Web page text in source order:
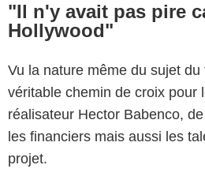
"Il n'y avait pas pire
Hollywood"
Vu la nature même du sujet du
véritable chemin de croix pour
réalisateur Hector Babenco,
les financiers mais aussi les
projet.